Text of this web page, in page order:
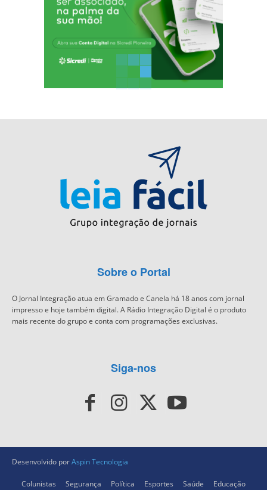
Sobre o Portal
O Jornal Integração atua em Gramado e Canela há 18 anos com jornal
impresso e hoje também digital. A Rádio Integração Digital é o produto
mais recente do grupo e conta com programações exclusivas.
Siga-nos
Desenvolvido porAspin Tecnologia
Colunistas Segurança Política Esportes Saúde Educação